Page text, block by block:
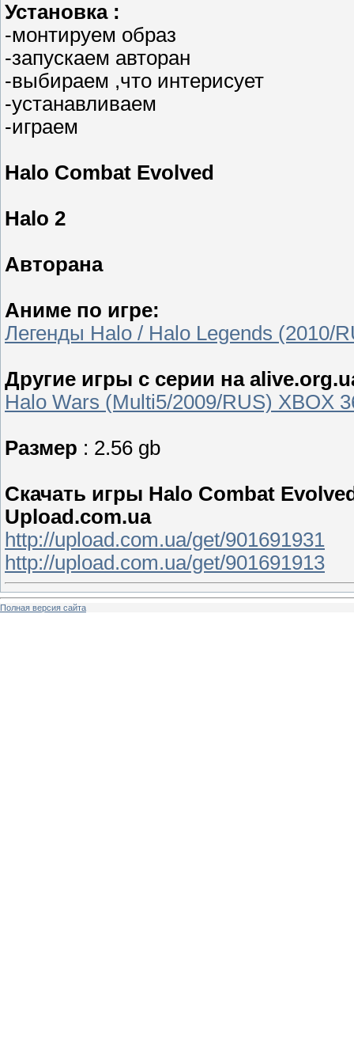
Установка :
-монтируем образ
-запускаем авторан
-выбираем ,что интерисует
-устанавливаем
-играем
Halo Combat Evolved
Halo 2
Авторана
Аниме по игре:
Легенды Halo / Halo Legends (2010/
Другие игры с серии на
Halo Wars (Multi5/2009/RUS) XBOX
Размер : 2.56 gb
Скачать игры Halo Combat
Upload.com.ua
http://upload.com.ua/get/901691931
http://upload.com.ua/get/901691913
Полная версия сайта